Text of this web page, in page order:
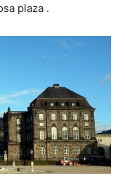
plaza .